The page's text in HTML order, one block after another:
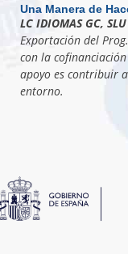
Una Manera de
LC IDIOMAS GC, SLU
Exportación del
con la
apoyo es contribuir
entorno.